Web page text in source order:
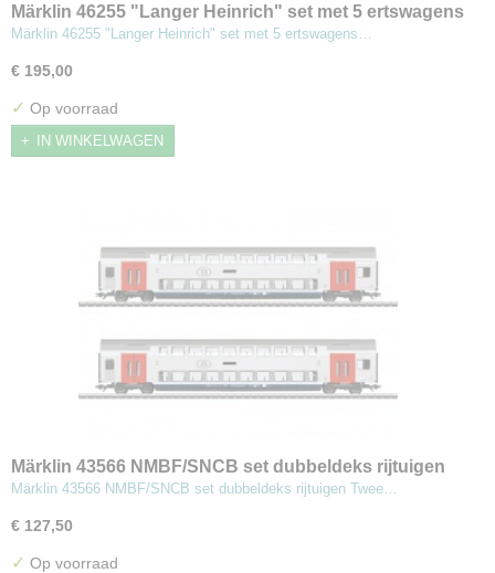
Märklin 46255 "Langer Heinrich" set met 5 ertswagens
Märklin 46255 "Langer Heinrich" set met 5 ertswagens…
€ 195,00
✓ Op voorraad
IN WINKELWAGEN
Märklin 43566 NMBF/SNCB set dubbeldeks rijtuigen
Märklin 43566 NMBF/SNCB set dubbeldeks rijtuigen Twee…
€ 127,50
✓ Op voorraad